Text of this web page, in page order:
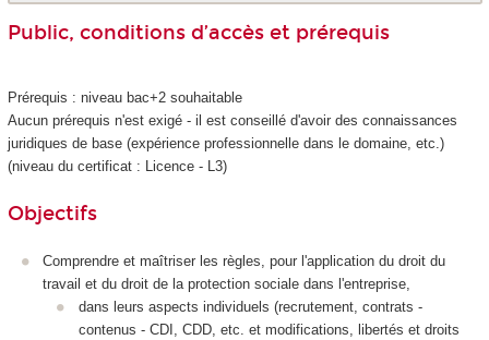
Public, conditions d’accès et prérequis
Prérequis : niveau bac+2 souhaitable
Aucun prérequis n'est exigé - il est conseillé d'avoir des connaissances
juridiques de base (expérience professionnelle dans le domaine, etc.)
(niveau du certificat : Licence - L3)
Objectifs
Comprendre et maîtriser les règles, pour l'application du droit du
travail et du droit de la protection sociale dans l'entreprise,
dans leurs aspects individuels (recrutement, contrats -
contenus - CDI, CDD, etc. et modifications, libertés et droits